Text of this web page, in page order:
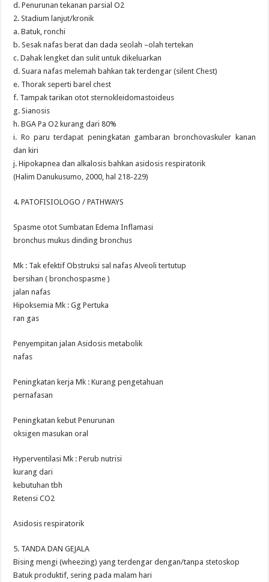
d. Penurunan tekanan parsial O2
2. Stadium lanjut/kronik
a. Batuk, ronchi
b. Sesak nafas berat dan dada seolah –olah tertekan
c. Dahak lengket dan sulit untuk dikeluarkan
d. Suara nafas melemah bahkan tak terdengar (silent Chest)
e. Thorak seperti barel chest
f. Tampak tarikan otot sternokleidomastoideus
g. Sianosis
h. BGA Pa O2 kurang dari 80%
i. Ro paru terdapat peningkatan gambaran bronchovaskuler kanan
dan kiri
j. Hipokapnea dan alkalosis bahkan asidosis respiratorik
(Halim Danukusumo, 2000, hal 218-229)
4. PATOFISIOLOGO / PATHWAYS
Spasme otot Sumbatan Edema Inflamasi
bronchus mukus dinding bronchus
Mk : Tak efektif Obstruksi sal nafas Alveoli tertutup
bersihan ( bronchospasme )
jalan nafas
Hipoksemia Mk : Gg Pertuka
ran gas
Penyempitan jalan Asidosis metabolik
nafas
Peningkatan kerja Mk : Kurang pengetahuan
pernafasan
Peningkatan kebut Penurunan
oksigen masukan oral
Hyperventilasi Mk : Perub nutrisi
kurang dari
kebutuhan tbh
Retensi CO2
Asidosis respiratorik
5. TANDA DAN GEJALA
Bising mengi (wheezing) yang terdengar dengan/tanpa stetoskop
Batuk produktif, sering pada malam hari